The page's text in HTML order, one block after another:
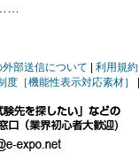
部送信について 利用規約
度［機能性表示対応素材］